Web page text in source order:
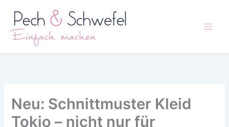
Inhalt
springen
Neu: Schnittmuster Kleid
Tokio – nicht nur für